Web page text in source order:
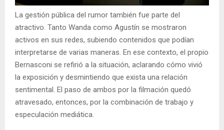
La gestión pública del rumor también fue parte del
atractivo. Tanto Wanda como Agustín se mostraron
activos en sus redes, subiendo contenidos que podían
interpretarse de varias maneras. En ese contexto, el propio
Bernasconi se refirió a la situación, aclarando cómo vivió
la exposición y desmintiendo que exista una relación
sentimental. El paso de ambos por la filmación quedó
atravesado, entonces, por la combinación de trabajo y
especulación mediática.